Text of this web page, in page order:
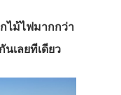
ไม้ไฟมากกว่า
เลยทีเดียว